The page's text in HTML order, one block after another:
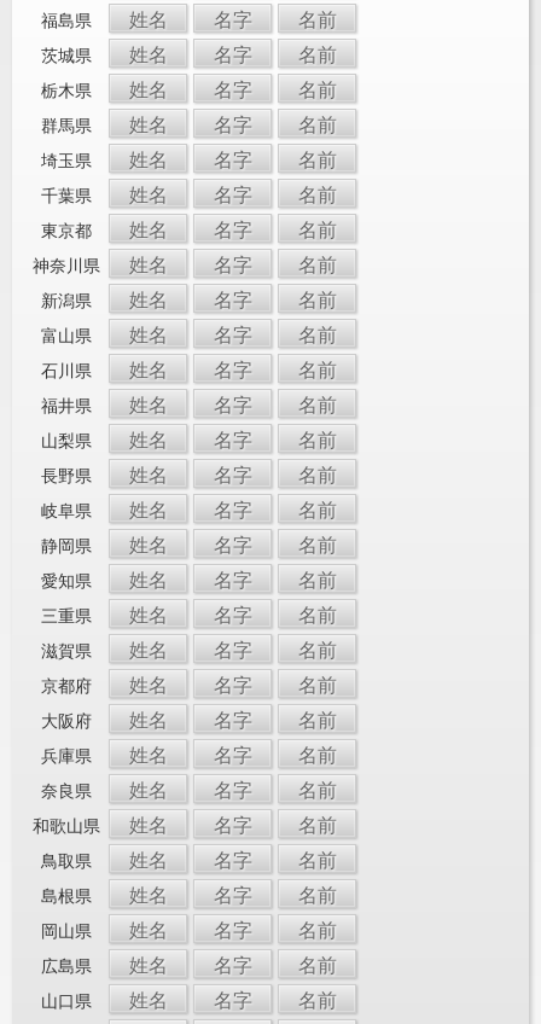
福島県 姓名 名字 名前
茨城県 姓名 名字 名前
栃木県 姓名 名字 名前
群馬県 姓名 名字 名前
埼玉県 姓名 名字 名前
千葉県 姓名 名字 名前
東京都 姓名 名字 名前
神奈川県 姓名 名字 名前
新潟県 姓名 名字 名前
富山県 姓名 名字 名前
石川県 姓名 名字 名前
福井県 姓名 名字 名前
山梨県 姓名 名字 名前
長野県 姓名 名字 名前
岐阜県 姓名 名字 名前
静岡県 姓名 名字 名前
愛知県 姓名 名字 名前
三重県 姓名 名字 名前
滋賀県 姓名 名字 名前
京都府 姓名 名字 名前
大阪府 姓名 名字 名前
兵庫県 姓名 名字 名前
奈良県 姓名 名字 名前
和歌山県 姓名 名字 名前
鳥取県 姓名 名字 名前
島根県 姓名 名字 名前
岡山県 姓名 名字 名前
広島県 姓名 名字 名前
山口県 姓名 名字 名前